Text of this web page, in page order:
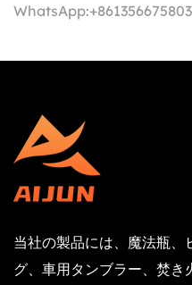
WhatsApp:
当社の製品には、魔法瓶、
グ、車用タンブラー、焚き